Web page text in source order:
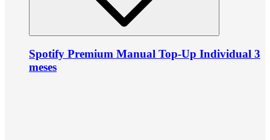
Spotify Premium Manual Top-Up Individual 3
meses